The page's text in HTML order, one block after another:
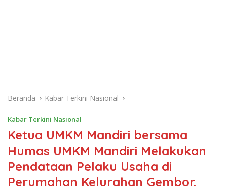
Beranda Kabar Terkini Nasional
Kabar Terkini Nasional
Ketua UMKM Mandiri bersama
Humas UMKM Mandiri Melakukan
Pendataan Pelaku Usaha di
Perumahan Kelurahan Gembor.